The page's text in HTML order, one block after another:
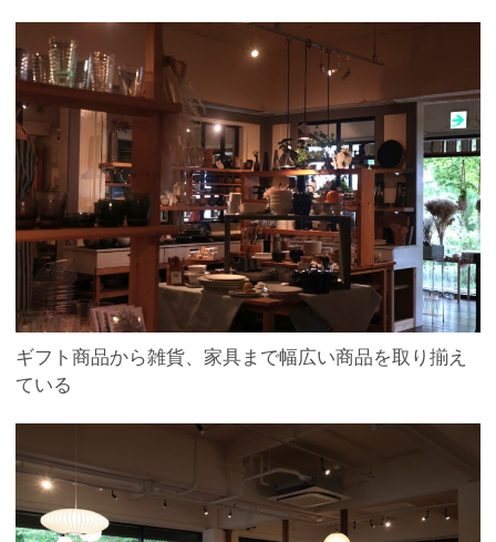
ギフト商品から雑貨、家具まで幅広い商品を取り揃え
ている